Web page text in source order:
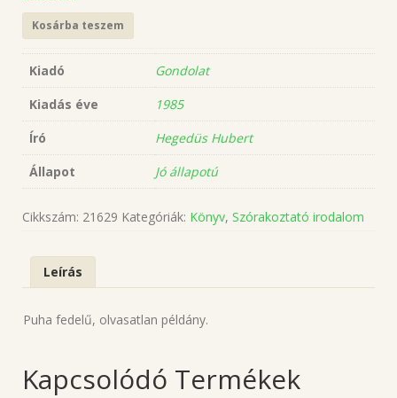
Kosárba teszem
Kiadó
Gondolat
Kiadás éve
1985
Író
Hegedüs Hubert
Állapot
Jó állapotú
Cikkszám: 21629 Kategóriák: Könyv, Szórakoztató irodalom
Leírás
Puha fedelű, olvasatlan példány.
Kapcsolódó Termékek